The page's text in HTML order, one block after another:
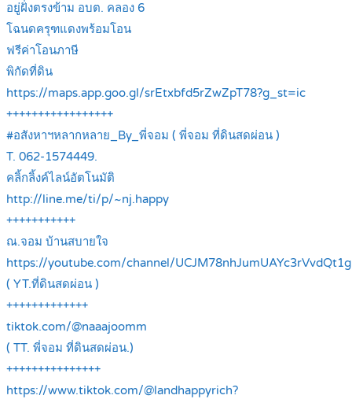
อยู่ฝั่งตรงข้าม อบต. คลอง 6
โฉนดครุฑแดงพร้อมโอน
ฟรีค่าโอนภาษี
พิกัดที่ดิน
https://maps.app.goo.gl/srEtxbfd5rZwZpT78?g_st=ic
+++++++++++++++++
#อสังหาฯหลากหลาย_By_พี่จอม ( พี่จอม ที่ดินสดผ่อน )
T. 062-1574449.
คลิ้กลิ้งค์ไลน์อัตโนมัติ
http://line.me/ti/p/~nj.happy
+++++++++++
ณ.จอม บ้านสบายใจ
https://youtube.com/channel/UCJM78nhJumUAYc3rVvdQt1g
( YT.ที่ดินสดผ่อน )
+++++++++++++
tiktok.com/@naaajoomm
( TT. พี่จอม ที่ดินสดผ่อน.)
+++++++++++++++
https://www.tiktok.com/@landhappyrich?